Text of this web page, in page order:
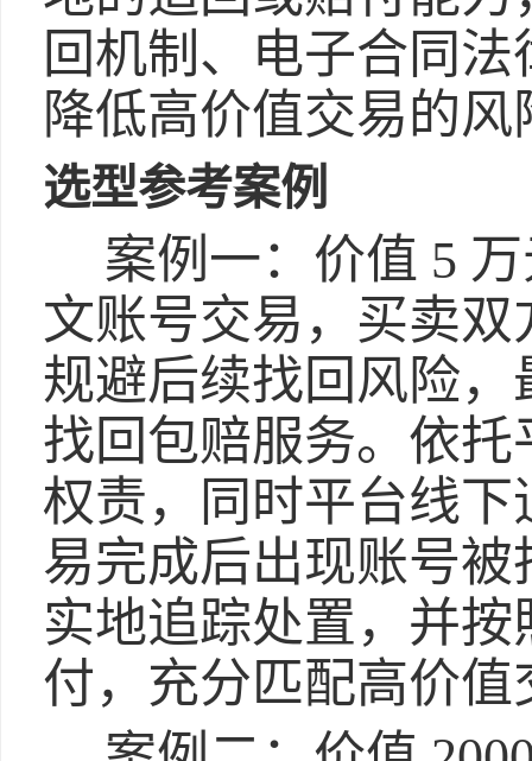
回机制、电子合同
降低高价值交易的风
选型参考案例
案例一：价值 5
文账号交易，买卖
规避后续找回风险
找回包赔服务。依
权责，同时平台线
易完成后出现账号
实地追踪处置，并
付，充分匹配高价